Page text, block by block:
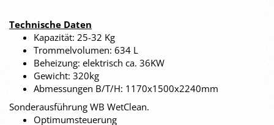
Technische Daten
Kapazität: 25-32 Kg
Trommelvolumen: 634 L
Beheizung: elektrisch ca. 36KW
Gewicht: 320kg
Abmessungen B/T/H: 1170x1500x2240mm
Sonderausführung WB WetClean.
Optimumsteuerung